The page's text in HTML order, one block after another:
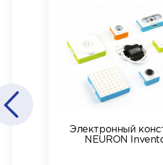
Электронный
NEURON